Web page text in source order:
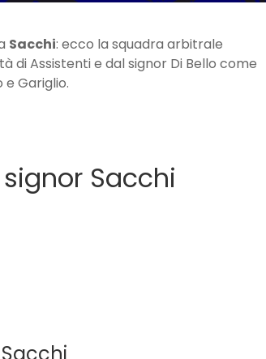
Sacchi: ecco la squadra arbitrale
di Assistenti e dal signor Di Bello come
e Gariglio.
Sacchi